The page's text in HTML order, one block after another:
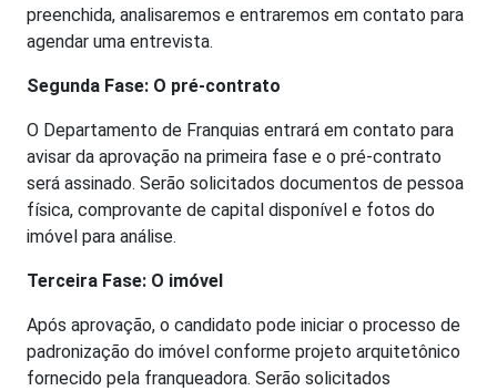
preenchida, analisaremos e entraremos em contato para
agendar uma entrevista.
Segunda Fase: O pré-contrato
O Departamento de Franquias entrará em contato para
avisar da aprovação na primeira fase e o pré-contrato
será assinado. Serão solicitados documentos de pessoa
física, comprovante de capital disponível e fotos do
imóvel para análise.
Terceira Fase: O imóvel
Após aprovação, o candidato pode iniciar o processo de
padronização do imóvel conforme projeto arquitetônico
fornecido pela franqueadora. Serão solicitados